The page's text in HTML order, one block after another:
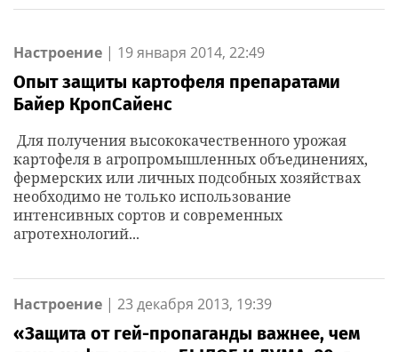
Настроение | 19 января 2014, 22:49
Опыт защиты картофеля препаратами
Байер КропСайенс
Для получения высококачественного урожая
картофеля в агропромышленных объединениях,
фермерских или личных подсобных хозяйствах
необходимо не только использование
интенсивных сортов и современных
агротехнологий...
Настроение | 23 декабря 2013, 19:39
«Защита от гей-пропаганды важнее, чем